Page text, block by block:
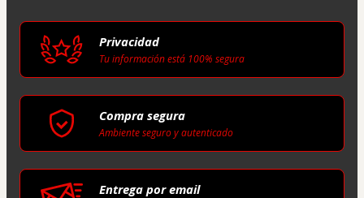
Privacidad
Tu información está 100% segura
Compra segura
Ambiente seguro y autenticado
Entrega por email